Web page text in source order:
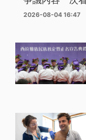
2026-08-04 16:47